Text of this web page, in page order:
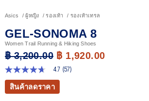
Asics ผู้หญิง รองเท้า รองเท้าเทรล
GEL-SONOMA 8
Women Trail Running & Hiking Shoes
฿ 3,200.00 ฿ 1,920.00
4.7
จาก
ดาว
4.7 (57)
สินค้าลดราคา